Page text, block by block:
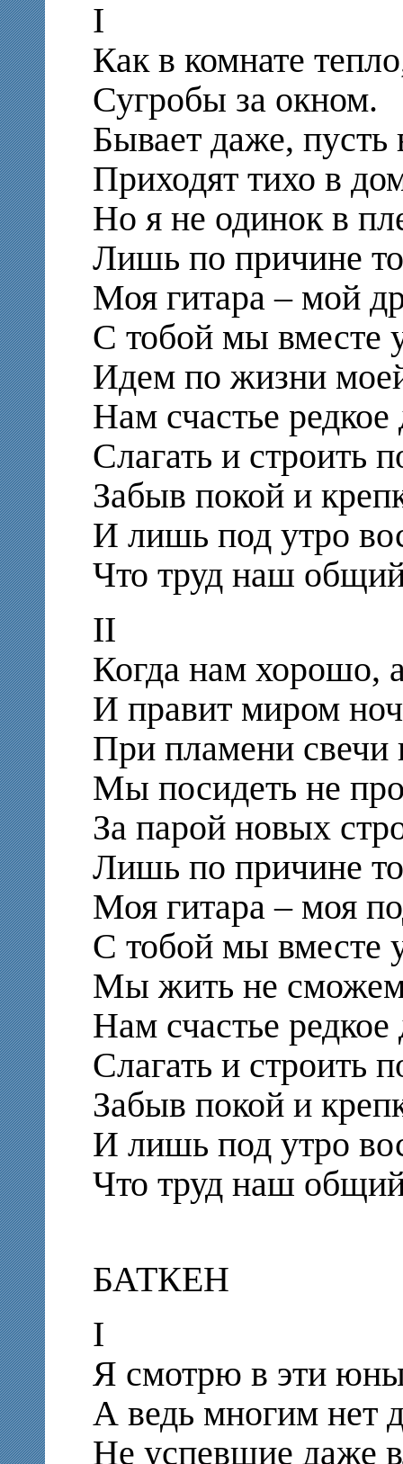
I
Как в комнате
Сугробы за окном.
Бывает даже, пусть
Приходят тихо в
Но я не одинок в
Лишь по причине
Моя гитара – мой
С тобой мы вместе
Идем по жизни
Нам счастье редкое
Слагать и строить
Забыв покой и
И лишь под утро
Что труд наш
II
Когда нам хорошо,
И правит миром
При пламени свечи
Мы посидеть не
За парой новых
Лишь по причине
Моя гитара – моя
С тобой мы вместе
Мы жить не сможем
Нам счастье редкое
Слагать и строить
Забыв покой и
И лишь под утро
Что труд наш
БАТКЕН
I
Я смотрю в эти
А ведь многим нет
Не успевшие даже